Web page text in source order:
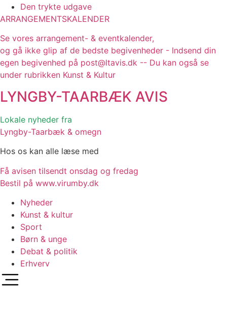
Den trykte udgave
ARRANGEMENTSKALENDER
Se vores arrangement- & eventkalender,
og gå ikke glip af de bedste begivenheder - Indsend din
egen begivenhed på post@ltavis.dk -- Du kan også se
under rubrikken Kunst & Kultur
LYNGBY-TAARBÆK AVIS
Lokale nyheder fra
Lyngby-Taarbæk & omegn
Hos os kan alle læse med
Få avisen tilsendt onsdag og fredag
Bestil på www.virumby.dk
Nyheder
Kunst & kultur
Sport
Børn & unge
Debat & politik
Erhverv